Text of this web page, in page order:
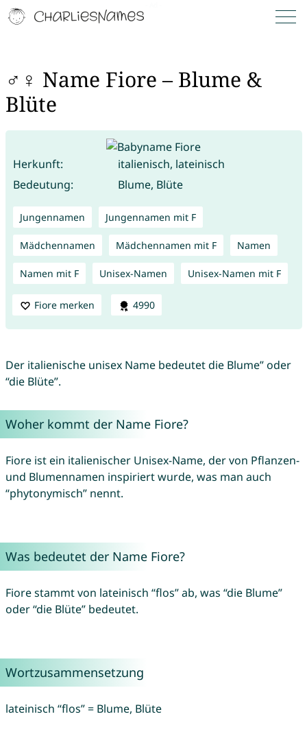
♂♀ Name Fiore – Blume &
Blüte
Herkunft:
italienisch, lateinisch
Bedeutung:
Blume, Blüte
Jungennamen Jungennamen mit F
Mädchennamen Mädchennamen mit F Namen
Namen mit F Unisex-Namen Unisex-Namen mit F
Fiore merken 4990
Der italienische unisex Name bedeutet die Blume” oder
“die Blüte”.
Woher kommt der Name Fiore?
Fiore ist ein italienischer Unisex-Name, der von Pflanzen-
und Blumennamen inspiriert wurde, was man auch
“phytonymisch” nennt.
Was bedeutet der Name Fiore?
Fiore stammt von lateinisch “flos” ab, was “die Blume”
oder “die Blüte” bedeutet.
Wortzusammensetzung
lateinisch “flos” = Blume, Blüte